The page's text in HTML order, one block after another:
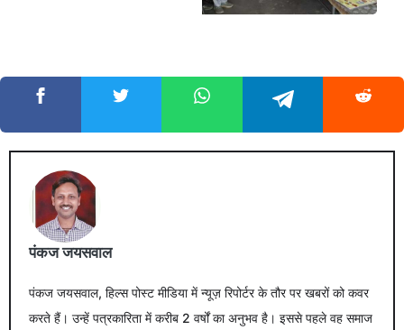
पंकज जयसवाल
पंकज जयसवाल, हिल्स पोस्ट मीडिया में न्यूज़ रिपोर्टर के तौर पर खबरों को कवर
करते हैं। उन्हें पत्रकारिता में करीब 2 वर्षों का अनुभव है। इससे पहले वह समाज